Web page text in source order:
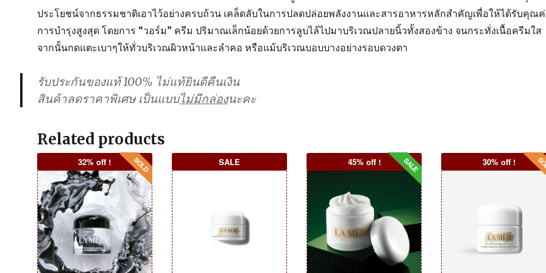
ประโยชน์จากธรรมชาติเอาไว้อย่างครบถ้วน เคล็ดลับในการปลดปล่อยพลังงานและสารอาหารหลักสำคัญเพื่อให้ได้รับคุณ
การบำรุงสูงสุด โดยการ “วอร์ม” ครีม ปริมาณเล็กน้อยด้วยการลูบไล้ไปมาบริเวณปลายนิ้วทั้งสองข้าง จนกระทั่งเนื้อครีมใส
จากนั้นกดแตะเบาๆให้ทั่วบริเวณผิวหน้าและลำคอ หรือแม้บริเวณบอบบางอย่างรอบดวงตา
รับประกันของแท้ 100% ไม่แท้ยินดีคืนเงิน
สินค้าลดราคาพิเศษ เป็นแบบไม่มีกล่องนะคะ
Related products
32% off ! SALE 45% off ! 30% off !